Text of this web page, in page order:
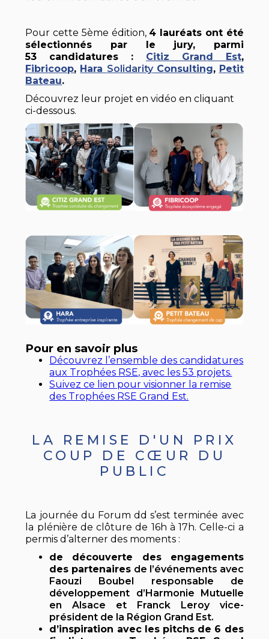
Pour cette 5ème édition, 4 lauréats ont été
sélectionnés par le jury, parmi
53 candidatures : Citiz Grand Est,
Fibricoop, Hara SolidarityConsulting, Petit
Bateau.
Découvrez leur projet en vidéo en cliquant
ci-dessous.
Pour en savoir plus
Découvrez l’ensemble des candidatures
aux Trophées RSE, avec les 53 projets.
Suivez ce lien pour visionner la remise
des Trophées RSE Grand Est.
LA REMISE D'UN PRIX
COUP DE CŒUR DU
PUBLIC
La journée du Forum dd s’est terminée avec
la plénière de clôture de 16h à 17h. Celle-ci a
permis d’alterner des moments :
de découverte des engagements
des partenaires de l’événements avec
Faouzi Boubel responsable de
développement d’Harmonie Mutuelle
en Alsace et Franck Leroy vice-
président de la Région Grand Est.
d’inspiration avec les pitchs de 6 des